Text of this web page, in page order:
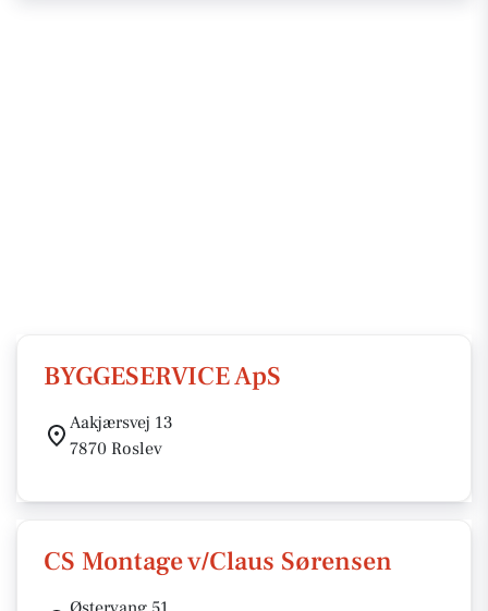
BYGGESERVICE ApS
Aakjærsvej 13
7870 Roslev
CS Montage v/Claus Sørensen